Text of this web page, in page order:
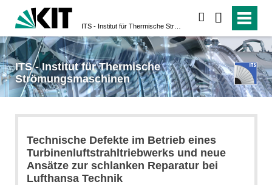
ITS - Institut für Thermische
Strömungsmaschinen
Technische Defekte im Betrieb eines
Turbinenluftstrahltriebwerks und neue
Ansätze zur schlanken Reparatur bei
Lufthansa Technik